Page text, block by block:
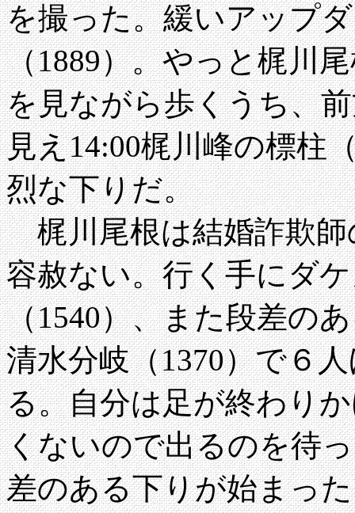
を撮った。緩いアップ
（1889）。やっと梶川
を見ながら歩くうち、
見え14:00梶川峰の標柱
烈な下りだ。
梶川尾根は結婚詐欺師
容赦ない。行く手にダ
（1540）、また段差の
清水分岐（1370）で６
る。自分は足が終わり
くないので出るのを待
差のある下りが始まっ